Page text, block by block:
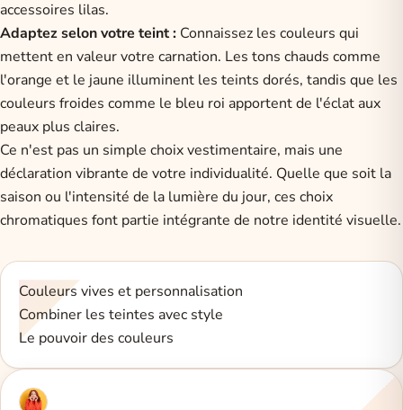
accessoires lilas.
Adaptez selon votre teint : Connaissez les couleurs qui
mettent en valeur votre carnation. Les tons chauds comme
l'orange et le jaune illuminent les teints dorés, tandis que les
couleurs froides comme le bleu roi apportent de l'éclat aux
peaux plus claires.
Ce n'est pas un simple choix vestimentaire, mais une
déclaration vibrante de votre individualité. Quelle que soit la
saison ou l'intensité de la lumière du jour, ces choix
chromatiques font partie intégrante de notre identité visuelle.
Couleurs vives et personnalisation
Combiner les teintes avec style
Le pouvoir des couleurs